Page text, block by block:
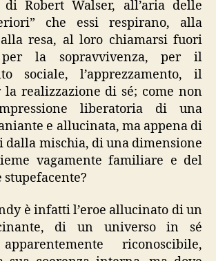
Robert Walser, all’aria delle
che essi respirano, alla
resa, al loro chiamarsi fuori
la sopravvivenza, per il
sociale, l’apprezzamento, il
la realizzazione di sé; come non
liberatoria di una
e allucinata, ma appena di
dalla mischia, di una dimensione
vagamente familiare e del
è infatti l’eroe allucinato di un
di un universo in sé
riconoscibile,